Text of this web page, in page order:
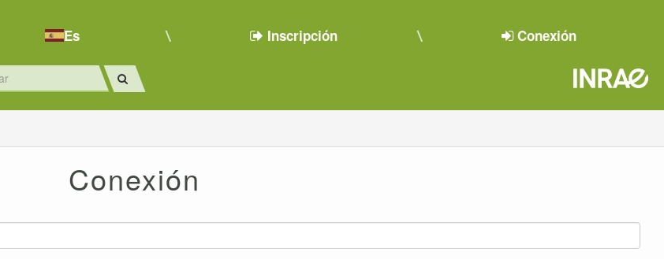
Es Inscripción Conexión
Conexión